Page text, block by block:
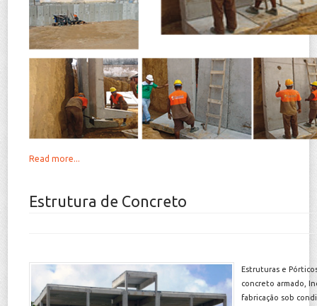
Webmail
Read more...
Estrutura de Concreto
Estruturas e
concreto armado,
fabricação sob